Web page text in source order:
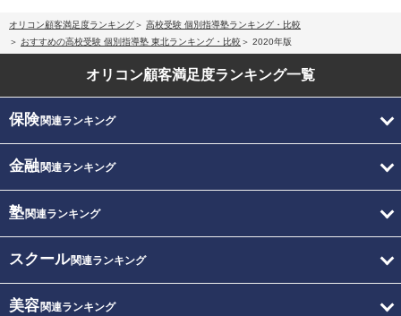
オリコン顧客満足度ランキング
高校受験 個別指導塾ランキング・比較
おすすめの高校受験 個別指導塾 東北ランキング・比較
2020年版
オリコン顧客満足度ランキング一覧
保険関連ランキング
金融関連ランキング
塾関連ランキング
スクール関連ランキング
美容関連ランキング